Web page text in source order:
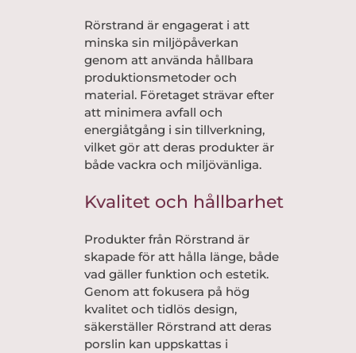
Rörstrand är engagerat i att
minska sin miljöpåverkan
genom att använda hållbara
produktionsmetoder och
material. Företaget strävar efter
att minimera avfall och
energiåtgång i sin tillverkning,
vilket gör att deras produkter är
både vackra och miljövänliga.
Kvalitet och hållbarhet
Produkter från Rörstrand är
skapade för att hålla länge, både
vad gäller funktion och estetik.
Genom att fokusera på hög
kvalitet och tidlös design,
säkerställer Rörstrand att deras
porslin kan uppskattas i